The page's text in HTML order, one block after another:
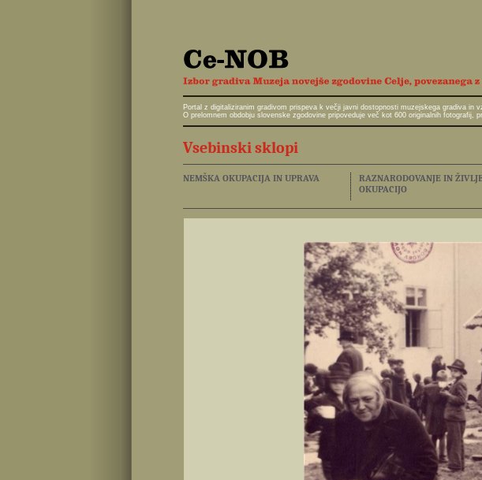
Portal z digitaliziranim gradivom prispeva k večji javni dostopnosti muzejskega gradiva in
O prelomnem obdobju slovenske zgodovine pripoveduje več kot 600 originalnih fotografij,
Vsebinski sklopi
NEMŠKA OKUPACIJA IN UPRAVA
RAZNARODOVANJE IN
OKUPACIJO